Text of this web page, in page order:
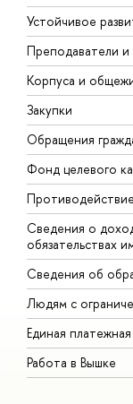
Устойчивое
Преподаватели и
Корпуса и
Закупки
Обращения
Фонд целевого
Сведения о
обязательствах
Сведения об
Людям с
Единая
Работа в Вышке